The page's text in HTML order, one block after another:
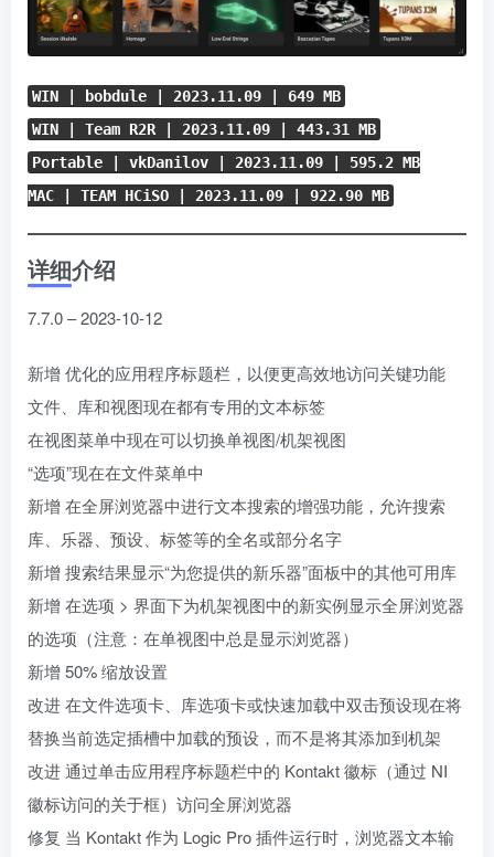
WIN | bobdule | 2023.11.09 | 649 MB
WIN | Team R2R | 2023.11.09 | 443.31 MB
Portable | vkDanilov | 2023.11.09 | 595.2 MB
MAC | TEAM HCiSO | 2023.11.09 | 922.90 MB
详细介绍
7.7.0 – 2023-10-12
新增 优化的应用程序标题栏，以便更高效地访问关键功能
文件、库和视图现在都有专用的文本标签
在视图菜单中现在可以切换单视图/机架视图
“选项”现在在文件菜单中
新增 在全屏浏览器中进行文本搜索的增强功能，允许搜索
库、乐器、预设、标签等的全名或部分名字
新增 搜索结果显示“为您提供的新乐器”面板中的其他可用库
新增 在选项 > 界面下为机架视图中的新实例显示全屏浏览器
的选项（注意：在单视图中总是显示浏览器）
新增 50% 缩放设置
改进 在文件选项卡、库选项卡或快速加载中双击预设现在将
替换当前选定插槽中加载的预设，而不是将其添加到机架
改进 通过单击应用程序标题栏中的 Kontakt 徽标（通过 NI
徽标访问的关于框）访问全屏浏览器
修复 当 Kontakt 作为 Logic Pro 插件运行时，浏览器文本输